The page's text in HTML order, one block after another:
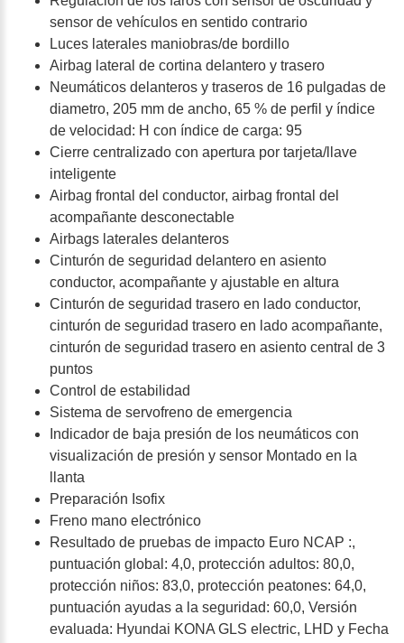
sensor de vehículos en sentido contrario
Luces laterales maniobras/de bordillo
Airbag lateral de cortina delantero y trasero
Neumáticos delanteros y traseros de 16 pulgadas de
diametro, 205 mm de ancho, 65 % de perfil y índice
de velocidad: H con índice de carga: 95
Cierre centralizado con apertura por tarjeta/llave
inteligente
Airbag frontal del conductor, airbag frontal del
acompañante desconectable
Airbags laterales delanteros
Cinturón de seguridad delantero en asiento
conductor, acompañante y ajustable en altura
Cinturón de seguridad trasero en lado conductor,
cinturón de seguridad trasero en lado acompañante,
cinturón de seguridad trasero en asiento central de 3
puntos
Control de estabilidad
Sistema de servofreno de emergencia
Indicador de baja presión de los neumáticos con
visualización de presión y sensor Montado en la
llanta
Preparación Isofix
Freno mano electrónico
Resultado de pruebas de impacto Euro NCAP :,
puntuación global: 4,0, protección adultos: 80,0,
protección niños: 83,0, protección peatones: 64,0,
puntuación ayudas a la seguridad: 60,0, Versión
evaluada: Hyundai KONA GLS electric, LHD y Fecha